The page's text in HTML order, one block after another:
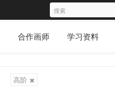
合作画师 学习资料
高阶